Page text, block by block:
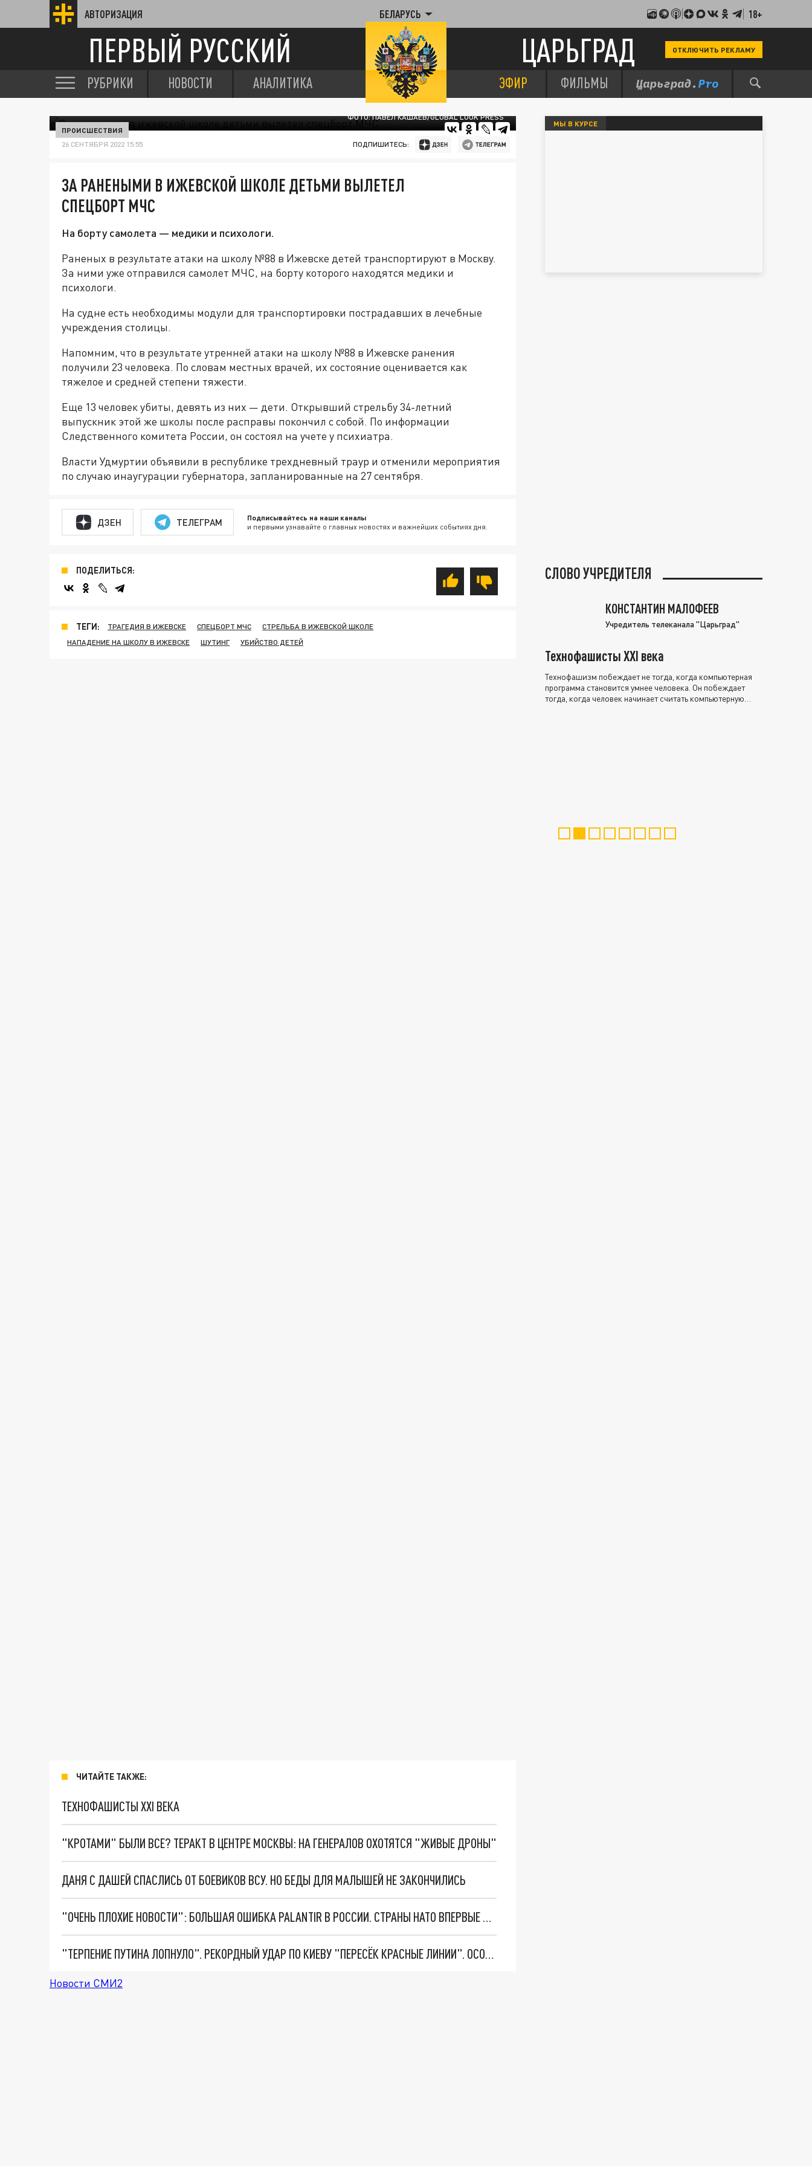
АВТОРИЗАЦИЯ БЕЛАРУСЬ 18+
ПЕРВЫЙ РУССКИЙ ЦАРЬГРАД ОТКЛЮЧИТЬ РЕКЛАМУ
РУБРИКИ НОВОСТИ АНАЛИТИКА ЭФИР ФИЛЬМЫ
ФОТО: ПАВЕЛ КАШАЕВ/GLOBAL LOOK PRESS
ПРОИСШЕСТВИЯ
26 СЕНТЯБРЯ 2022 15:55 ПОДПИШИТЕСЬ:
ЗА РАНЕНЫМИ В ИЖЕВСКОЙ ШКОЛЕ ДЕТЬМИ ВЫЛЕТЕЛ
СПЕЦБОРТ МЧС
На борту самолета — медики и психологи.
Раненых в результате атаки на школу №88 в Ижевске детей транспортируют в Москву.
За ними уже отправился самолет МЧС, на борту которого находятся медики и
психологи.
На судне есть необходимы модули для транспортировки пострадавших в лечебные
учреждения столицы.
Напомним, что в результате утренней атаки на школу №88 в Ижевске ранения
получили 23 человека. По словам местных врачей, их состояние оценивается как
тяжелое и средней степени тяжести.
Еще 13 человек убиты, девять из них — дети. Открывший стрельбу 34-летний
выпускник этой же школы после расправы покончил с собой. По информации
Следственного комитета России, он состоял на учете у психиатра.
Власти Удмуртии объявили в республике трехдневный траур и отменили мероприятия
по случаю инаугурации губернатора, запланированные на 27 сентября.
ДЗЕН ТЕЛЕГРАМ Подписывайтесь на наши каналы
и первыми узнавайте о главных новостях и важнейших событиях дня.
ПОДЕЛИТЬСЯ:
ТЕГИ: ТРАГЕДИЯ В ИЖЕВСКЕ СПЕЦБОРТ МЧС
СТРЕЛЬБА В ИЖЕВСКОЙ ШКОЛЕ
НАПАДЕНИЕ НА ШКОЛУ В ИЖЕВСКЕ
ШУТИНГ УБИЙСТВО ДЕТЕЙ
ЧИТАЙТЕ ТАКЖЕ:
ТЕХНОФАШИСТЫ XXI ВЕКА
"КРОТАМИ" БЫЛИ ВСЕ? ТЕРАКТ В ЦЕНТРЕ МОСКВЫ: НА ГЕНЕРАЛОВ ОХОТЯТСЯ "ЖИВЫЕ ДРОНЫ"
ДАНЯ С ДАШЕЙ СПАСЛИСЬ ОТ БОЕВИКОВ ВСУ. НО БЕДЫ ДЛЯ МАЛЫШЕЙ НЕ ЗАКОНЧИЛИСЬ
"ОЧЕНЬ ПЛОХИЕ НОВОСТИ": БОЛЬШАЯ ОШИБКА PALANTIR В РОССИИ. СТРАНЫ НАТО ВПЕРВЫЕ ЗА СВО ОСТАНОВИЛИ ПОСТАВКИ ОРУЖИЯ. ВСУ ТЕРЯЮТ ПРИГРАНИЧЬЕ?
"ТЕРПЕНИЕ ПУТИНА ЛОПНУЛО". РЕКОРДНЫЙ УДАР ПО КИЕВУ "ПЕРЕСЁК КРАСНЫЕ ЛИНИИ". ОСОБЫЕ СПЕЦЫ КНДР НА ЛБС? ТАЙНЫЕ ПЕРЕГОВОРЫ ЕВРОПЫ И МОСКВЫ
Новости СМИ2
МЫ В КУРСЕ
СЛОВО УЧРЕДИТЕЛЯ
КОНСТАНТИН МАЛОФЕЕВ
Учредитель телеканала "Царьград"
Технофашисты XXI века
Технофашизм побеждает не тогда, когда компьютерная
программа становится умнее человека. Он побеждает
тогда, когда человек начинает считать компьютерную